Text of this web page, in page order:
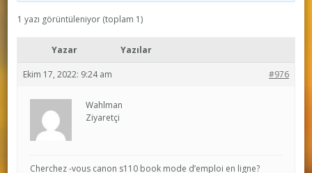
1 yazı görüntüleniyor (toplam 1)
Yazar Yazılar
Ekim 17, 2022: 9:24 am #976
Wahlman
Ziyaretçi
Cherchez -vous canon s110 book mode d’emploi en ligne?